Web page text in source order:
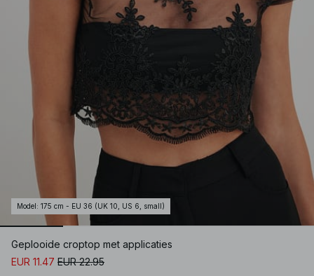
Model : 175 cm - EU 36 (UK 10, US 6, small)
Geplooide croptop met applicaties
EUR 11.47 EUR 22.95